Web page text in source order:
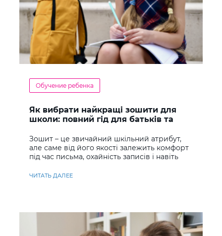
Обучение ребенка
Як вибрати найкращі зошити для
школи: повний гід для батьків та
Зошит – це звичайний шкільний атрибут,
але саме від його якості залежить комфорт
під час письма, охайність записів і навіть
ЧИТАТЬ ДАЛЕЕ